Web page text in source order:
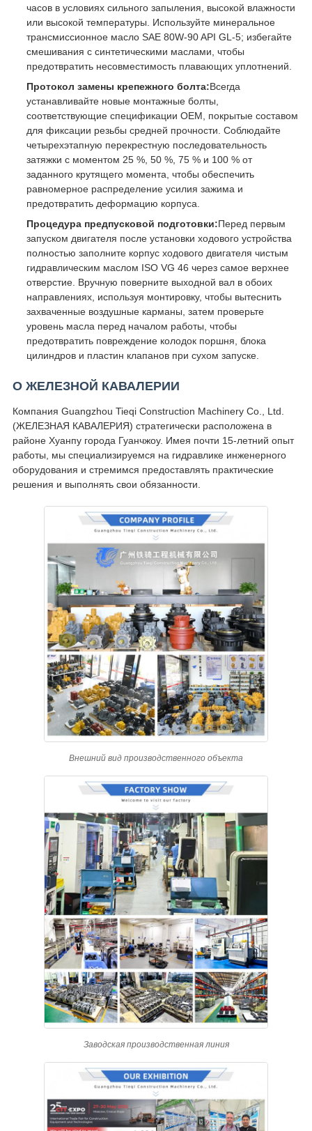
часов в условиях сильного запыления, высокой влажности
или высокой температуры. Используйте минеральное
трансмиссионное масло SAE 80W-90 API GL-5; избегайте
смешивания с синтетическими маслами, чтобы
предотвратить несовместимость плавающих уплотнений.
Протокол замены крепежного болта:Всегда
устанавливайте новые монтажные болты,
соответствующие спецификации OEM, покрытые составом
для фиксации резьбы средней прочности. Соблюдайте
четырехэтапную перекрестную последовательность
затяжки с моментом 25 %, 50 %, 75 % и 100 % от
заданного крутящего момента, чтобы обеспечить
равномерное распределение усилия зажима и
предотвратить деформацию корпуса.
Процедура предпусковой подготовки:Перед первым
запуском двигателя после установки ходового устройства
полностью заполните корпус ходового двигателя чистым
гидравлическим маслом ISO VG 46 через самое верхнее
отверстие. Вручную поверните выходной вал в обоих
направлениях, используя монтировку, чтобы вытеснить
захваченные воздушные карманы, затем проверьте
уровень масла перед началом работы, чтобы
предотвратить повреждение колодок поршня, блока
цилиндров и пластин клапанов при сухом запуске.
О ЖЕЛЕЗНОЙ КАВАЛЕРИИ
Компания Guangzhou Tieqi Construction Machinery Co., Ltd.
(ЖЕЛЕЗНАЯ КАВАЛЕРИЯ) стратегически расположена в
районе Хуанпу города Гуанчжоу. Имея почти 15-летний опыт
работы, мы специализируемся на гидравлике инженерного
оборудования и стремимся предоставлять практические
решения и выполнять свои обязанности.
Внешний вид производственного объекта
Заводская производственная линия